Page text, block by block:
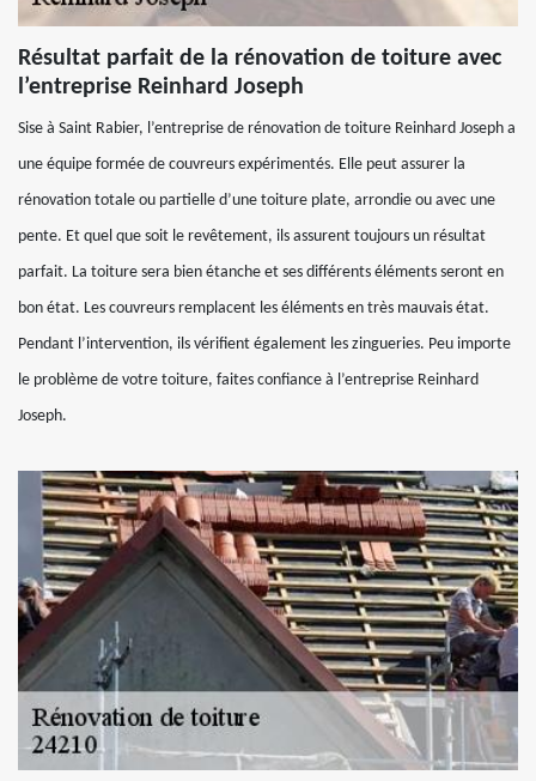
Résultat parfait de la rénovation de toiture avec
l’entreprise Reinhard Joseph
Sise à Saint Rabier, l’entreprise de rénovation de toiture Reinhard Joseph a
une équipe formée de couvreurs expérimentés. Elle peut assurer la
rénovation totale ou partielle d’une toiture plate, arrondie ou avec une
pente. Et quel que soit le revêtement, ils assurent toujours un résultat
parfait. La toiture sera bien étanche et ses différents éléments seront en
bon état. Les couvreurs remplacent les éléments en très mauvais état.
Pendant l’intervention, ils vérifient également les zingueries. Peu importe
le problème de votre toiture, faites confiance à l’entreprise Reinhard
Joseph.